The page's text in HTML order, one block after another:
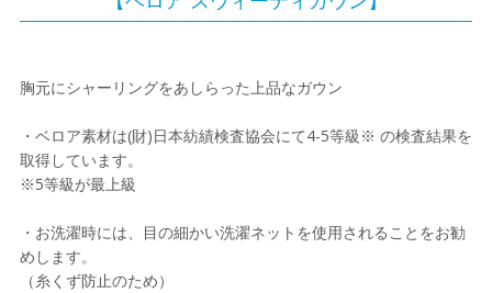
胸元にシャーリングをあしらった上品なガウン
・ベロア素材は(財)日本紡績検査協会にて4-5等級※ の検査結果を
取得しています。
※5等級が最上級
・お洗濯時には、目の細かい洗濯ネットを使用されることをお勧
めします。
（糸くず防止のため）